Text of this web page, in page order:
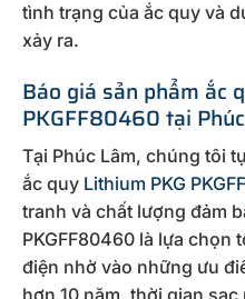
tình trạng của ắc quy và
xảy ra.
Báo giá sản phẩm ắc
PKGFF80460 tại
Tại Phúc Lâm, chúng tôi
ắc quy Lithium PKG
tranh và chất lượng đảm
PKGFF80460 là lựa chọn
điện nhờ vào những ưu
hơn 10 năm, thời gian